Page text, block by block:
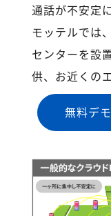
通話が不安定
モッテルでは
センターを設
供、お近くの
無料デ